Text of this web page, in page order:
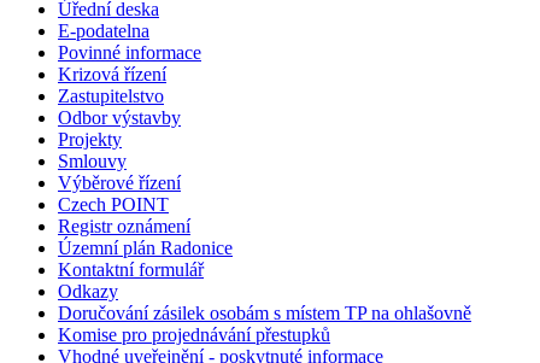
Úřední deska
E-podatelna
Povinné informace
Krizová řízení
Zastupitelstvo
Odbor výstavby
Projekty
Smlouvy
Výběrové řízení
Czech POINT
Registr oznámení
Územní plán Radonice
Kontaktní formulář
Odkazy
Doručování zásilek osobám s místem TP na ohlašovně
Komise pro projednávání přestupků
Vhodné uveřejnění - poskytnuté informace